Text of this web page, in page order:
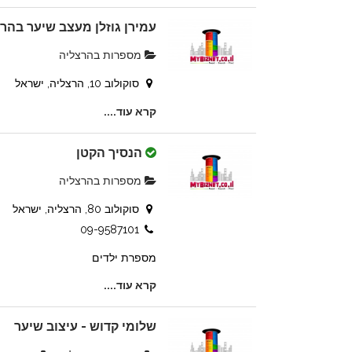
עמירן גוזלן מעצב שיער
מספרות בהרצליה
סוקולוב 10, הרצליה, ישראל
קרא עוד....
הנסיך הקטן
מספרות בהרצליה
סוקולוב 80, הרצליה, ישראל
09-9587101
מספרת ילדים
קרא עוד....
שלומי קדוש - עיצוב שיער